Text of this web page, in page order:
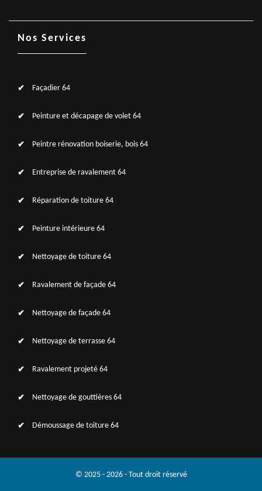
Nos Services
Façadier 64
Peinture et décapage de volet 64
Peintre rénovation boiserie, bois 64
Entreprise de ravalement 64
Réparation de toiture 64
Peinture intérieure 64
Nettoyage de toiture 64
Ravalement de façade 64
Nettoyage de façade 64
Nettoyage de terrasse 64
Ravalement projeté 64
Nettoyage de gouttières 64
Démoussage de toiture 64
© 2025 - 2026 - Tout droit réservé